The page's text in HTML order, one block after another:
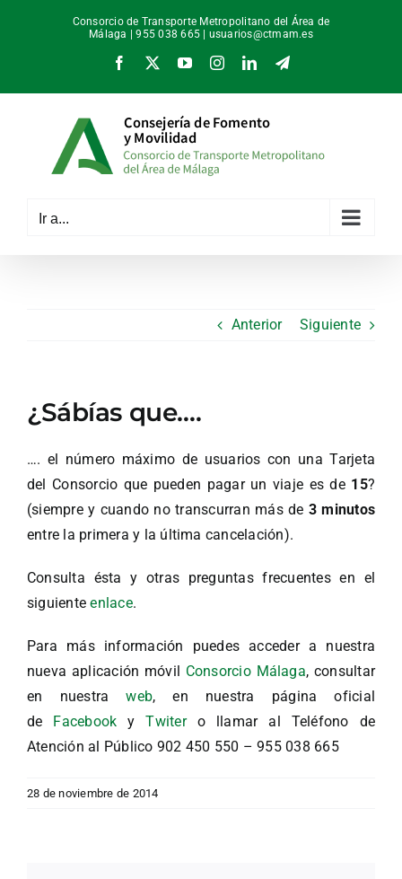
Consorcio de Transporte Metropolitano del Área de
Málaga | 955 038 665 | usuarios@ctmam.es
Facebook
X YouTubeInstagramLinkedInTelegram
Ir a...
Anterior Siguiente
¿Sábías que….
…. el número máximo de usuarios con una Tarjeta
del Consorcio que pueden pagar un viaje es de 15?
(siempre y cuando no transcurran más de 3 minutos
entre la primera y la última cancelación).
Consulta ésta y otras preguntas frecuentes en el
siguienteenlace.
Para más información puedes acceder a nuestra
nueva aplicación móvil Consorcio Málaga, consultar
en nuestraweb, en nuestra página oficial
de Facebook yTwitero llamar al Teléfono de
Atención al Público 902 450 550 – 955 038 665
28 de noviembre de 2014